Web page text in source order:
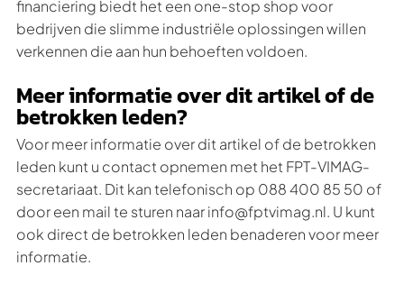
financiering biedt het een one-stop shop voor
bedrijven die slimme industriële oplossingen willen
verkennen die aan hun behoeften voldoen.
Meer informatie over dit artikel of de
betrokken leden?
Voor meer informatie over dit artikel of de betrokken
leden kunt u contact opnemen met het FPT-VIMAG-
secretariaat. Dit kan telefonisch op 088 400 85 50 of
door een mail te sturen naar info@fptvimag.nl. U kunt
ook direct de betrokken leden benaderen voor meer
informatie.